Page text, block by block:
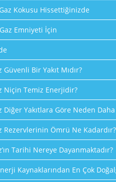
Kokusu Hissettiğinizde
Emniyeti İçin
Güvenli Bir Yakıt Mıdır?
Niçin Temiz Enerjidir?
Diğer Yakıtlara Göre Neden
Rezervlerinin Ömrü Ne Kadardır?
Tarihi Nereye Dayanmaktadır?
Kaynaklarından En Çok